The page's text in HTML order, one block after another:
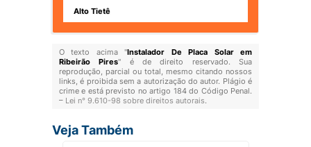
Alto Tietê
O texto acima "Instalador De Placa Solar em
Ribeirão Pires" é de direito reservado. Sua
reprodução, parcial ou total, mesmo citando nossos
links, é proibida sem a autorização do autor. Plágio é
crime e está previsto no artigo 184 do Código Penal.
– Lei n° 9.610-98 sobre direitos autorais.
Veja Também